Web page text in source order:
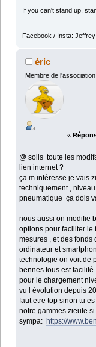
If you can't stand up,
Facebook / Insta: Jeffrey
éric
Membre de l'association
«
@ solis toute les
lien internet ?
ça m intéresse je vais
techniquement ,
pneumatique ça dois
nous aussi on modifie
options pour faciliter le
mesures , et des
ordinateur et
technologie on voit de
bennes tous est
pour le chargement
vu l évolution depuis
faut etre top sinon tu
notre gammes zieute
sympa: https://